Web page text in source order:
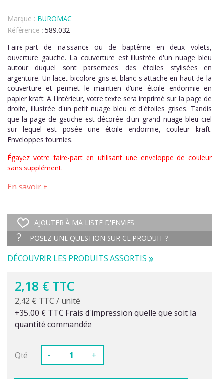
Marque : BUROMAC
Référence : 589.032
Faire-part de naissance ou de baptême en deux volets,
ouverture gauche. La couverture est illustrée d'un nuage bleu
autour duquel sont parsemées des étoiles stylisées en
argenture. Un lacet bicolore gris et blanc s'attache en haut de la
couverture et permet le maintien d'une étoile endormie en
papier kraft. A l'intérieur, votre texte sera imprimé sur la page de
droite, illustrée d'un petit nuage bleu et d'étoiles grises. Tandis
que la page de gauche est décorée d'un grand nuage bleu ciel
sur lequel est posée une étoile endormie, couleur kraft.
Enveloppes fournies.
Égayez votre faire-part en utilisant une enveloppe de couleur
sans supplément.
En savoir +
AJOUTER À MA LISTE D'ENVIES
POSEZ UNE QUESTION SUR CE PRODUIT ?
DÉCOUVRIR LES PRODUITS ASSORTIS
2,18 € TTC
2,42 € TTC / unité
+35,00 € TTC Frais d'impression quelle que soit la
quantité commandée
Qté - +